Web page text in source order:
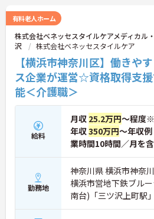
の専門性を認定されると、1資格につ
（最大4万円）の手当がつきます。キャ
れば年収UPも目指せるため、高いモチ
働き続けられます。
＜家族も嬉しい！ベネッセグループな
い福利厚生＞ご家族も支える制度が満
休の取得実績も多数あり、ライフステ
ても長く安心して働き続けられる環境が
す。
有料老人ホーム
株式会社ベネッセスタイルケアメディカル
沢
株式会社ベネッセスタイルケア
【横浜市神奈川区】働きや
ス企業が運営☆資格取得支
能＜介護職＞
給料
月収 25.2万円～程度
年収350万円～年収
業時間10時間／月を含
勤務地
神奈川県 横浜市神奈
横浜市営地下鉄ブル
南台)「三ツ沢上町駅